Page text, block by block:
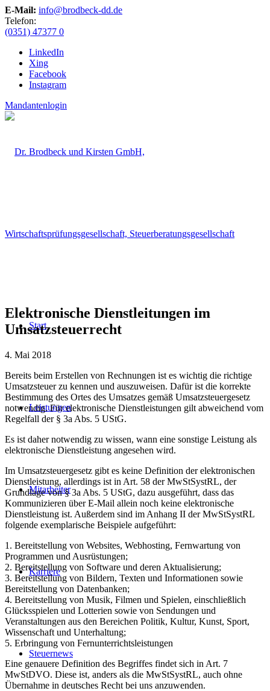
E-Mail: info@brodbeck-dd.de
Telefon:
(0351) 47377 0
LinkedIn
Xing
Facebook
Instagram
Mandantenlogin
Start
Leistungen
Mitarbeiter
Karriere
Steuernews
Elektronische Dienstleitungen im
Umsatzsteuerrecht
4. Mai 2018
Bereits beim Erstellen von Rechnungen ist es wichtig die richtige
Umsatzsteuer zu kennen und auszuweisen. Dafür ist die korrekte
Bestimmung des Ortes des Umsatzes gemäß Umsatzsteuergesetz
notwendig. Für elektronische Dienstleistungen gilt abweichend vom
Regelfall der § 3a Abs. 5 UStG.
Es ist daher notwendig zu wissen, wann eine sonstige Leistung als
elektronische Dienstleistung angesehen wird.
Im Umsatzsteuergesetz gibt es keine Definition der elektronischen
Dienstleistung, allerdings ist in Art. 58 der MwStSystRL, der
Grundlage von § 3a Abs. 5 UStG, dazu ausgeführt, dass das
Kommunizieren über E-Mail allein noch keine elektronische
Dienstleistung ist. Außerdem sind im Anhang II der MwStSystRL
folgende exemplarische Beispiele aufgeführt:
1. Bereitstellung von Websites, Webhosting, Fernwartung von
Programmen und Ausrüstungen;
2. Bereitstellung von Software und deren Aktualisierung;
3. Bereitstellung von Bildern, Texten und Informationen sowie
Bereitstellung von Datenbanken;
4. Bereitstellung von Musik, Filmen und Spielen, einschließlich
Glücksspielen und Lotterien sowie von Sendungen und
Veranstaltungen aus den Bereichen Politik, Kultur, Kunst, Sport,
Wissenschaft und Unterhaltung;
5. Erbringung von Fernunterrichtsleistungen
Eine genauere Definition des Begriffes findet sich in Art. 7
MwStDVO. Diese ist, anders als die MwStSystRL, auch ohne
Übernahme in deutsches Recht bei uns anzuwenden.